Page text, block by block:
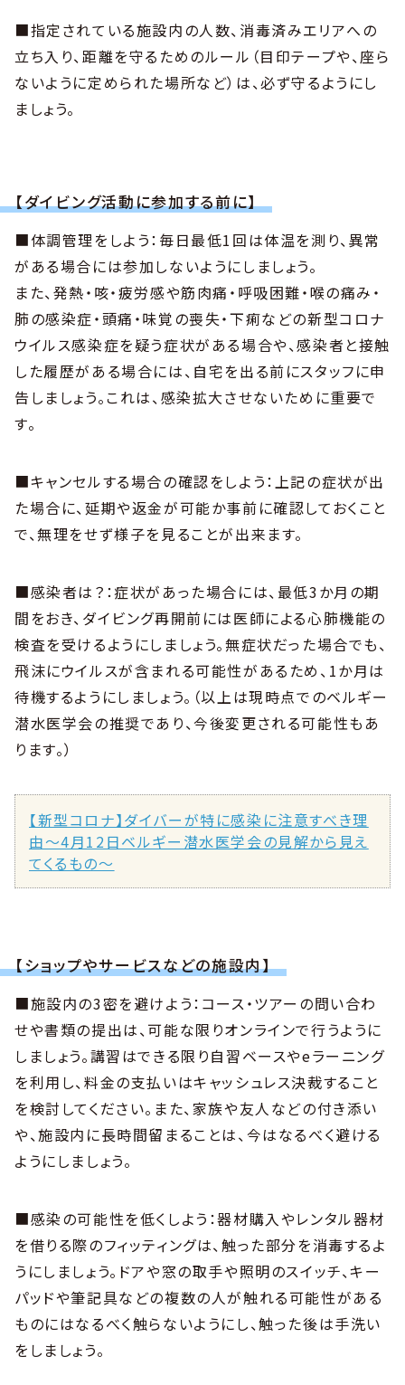
■指定されている施設内の人数、消毒済みエリアへの
立ち入り、距離を守るためのルール（目印テープや、座ら
ないように定められた場所など）は、必ず守るようにし
ましょう。
【ダイビング活動に参加する前に】
■体調管理をしよう：毎日最低1回は体温を測り、異常
がある場合には参加しないようにしましょう。
また、発熱・咳・疲労感や筋肉痛・呼吸困難・喉の痛み・
肺の感染症・頭痛・味覚の喪失・下痢などの新型コロナ
ウイルス感染症を疑う症状がある場合や、感染者と接触
した履歴がある場合には、自宅を出る前にスタッフに申
告しましょう。これは、感染拡大させないために重要で
す。
■キャンセルする場合の確認をしよう：上記の症状が出
た場合に、延期や返金が可能か事前に確認しておくこと
で、無理をせず様子を見ることが出来ます。
■感染者は？：症状があった場合には、最低3か月の期
間をおき、ダイビング再開前には医師による心肺機能の
検査を受けるようにしましょう。無症状だった場合でも、
飛沫にウイルスが含まれる可能性があるため、1か月は
待機するようにしましょう。（以上は現時点でのベルギー
潜水医学会の推奨であり、今後変更される可能性もあ
ります。）
【新型コロナ】ダイバーが特に感染に注意すべき理
由〜4月12日ベルギー潜水医学会の見解から見え
てくるもの〜
【ショップやサービスなどの施設内】
■施設内の3密を避けよう：コース・ツアーの問い合わ
せや書類の提出は、可能な限りオンラインで行うように
しましょう。講習はできる限り自習ベースやeラーニング
を利用し、料金の支払いはキャッシュレス決裁すること
を検討してください。また、家族や友人などの付き添い
や、施設内に長時間留まることは、今はなるべく避ける
ようにしましょう。
■感染の可能性を低くしよう：器材購入やレンタル器材
を借りる際のフィッティングは、触った部分を消毒するよ
うにしましょう。ドアや窓の取手や照明のスイッチ、キー
パッドや筆記具などの複数の人が触れる可能性がある
ものにはなるべく触らないようにし、触った後は手洗い
をしましょう。